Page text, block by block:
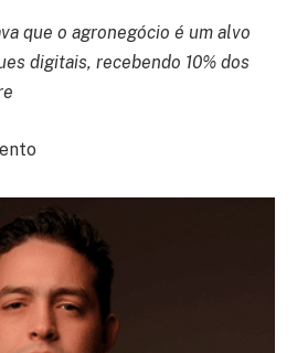
que o agronegócio é um alvo
digitais, recebendo 10% dos